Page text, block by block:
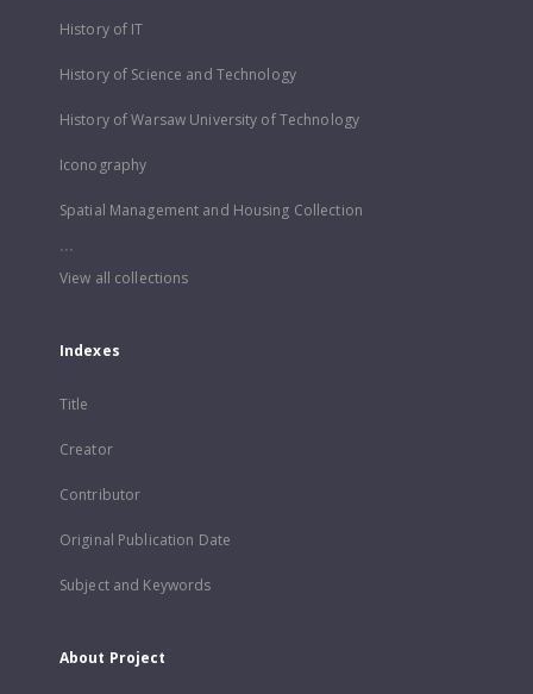
History of IT
History of Science and Technology
History of Warsaw University of Technology
Iconography
Spatial Management and Housing Collection
...
View all collections
Indexes
Title
Creator
Contributor
Original Publication Date
Subject and Keywords
About Project